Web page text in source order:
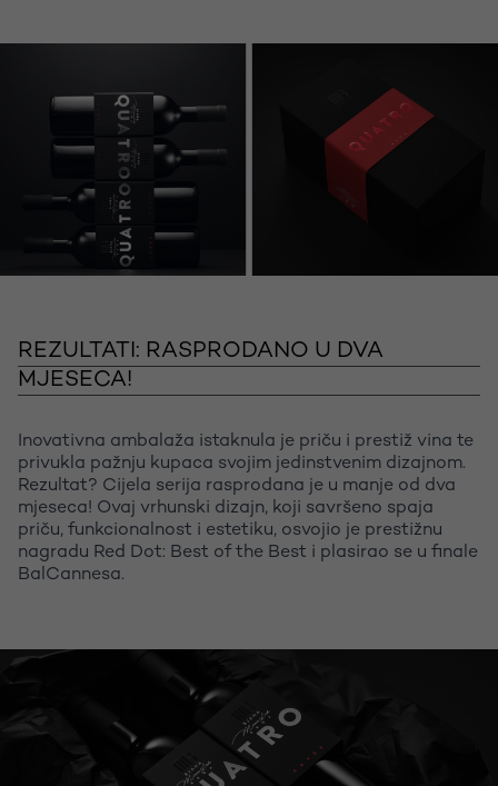
REZULTATI: RASPRODANO U DVA
MJESECA!
Inovativna ambalaža istaknula je priču i prestiž vina te
privukla pažnju kupaca svojim jedinstvenim dizajnom.
Rezultat? Cijela serija rasprodana je u manje od dva
mjeseca! Ovaj vrhunski dizajn, koji savršeno spaja
priču, funkcionalnost i estetiku, osvojio je prestižnu
nagradu Red Dot: Best of the Best i plasirao se u finale
BalCannesa.